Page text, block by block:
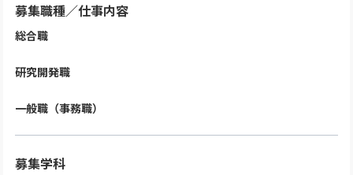
募集職種／仕事内容
総合職
研究開発職
一般職（事務職）
募集学科